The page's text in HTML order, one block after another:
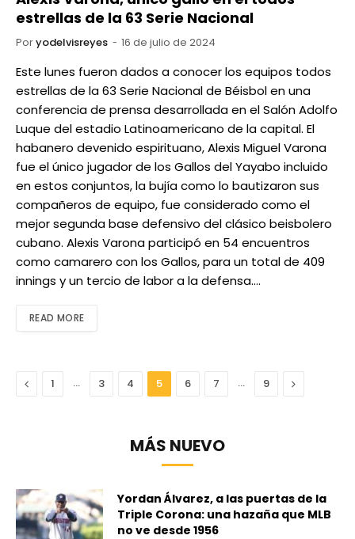
estrellas de la 63 Serie Nacional
Poryodelvisreyes 16 de julio de 2024
Este lunes fueron dados a conocer los equipos todos
estrellas de la 63 Serie Nacional de Béisbol en una
conferencia de prensa desarrollada en el Salón Adolfo
Luque del estadio Latinoamericano de la capital. El
habanero devenido espirituano, Alexis Miguel Varona
fue el único jugador de los Gallos del Yayabo incluido
en estos conjuntos, la bujía como lo bautizaron sus
compañeros de equipo, fue considerado como el
mejor segunda base defensivo del clásico beisbolero
cubano. Alexis Varona participó en 54 encuentros
como camarero con los Gallos, para un total de 409
innings y un tercio de labor a la defensa.…
READ MORE
Anterior
1 … 3 4 5 6 7 … 9 Next
MÁS NUEVO
Yordan Álvarez, a las puertas de la
Triple Corona: una hazaña que MLB
no ve desde 1956